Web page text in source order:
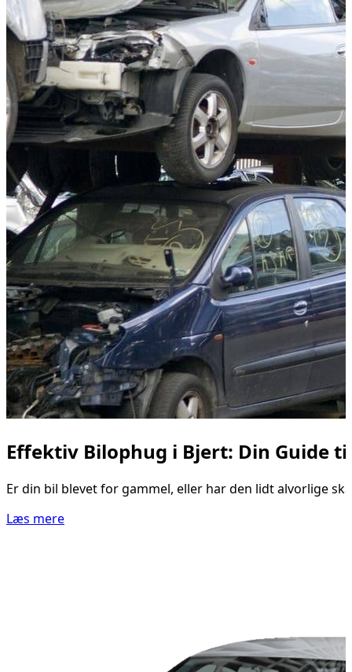
Effektiv Bilophug i Bjert: Din Guide
Er din bil blevet for gammel, eller har den lidt alvorlige
Læs mere